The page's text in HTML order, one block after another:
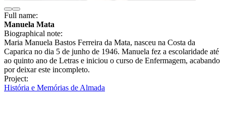
Full name:
Manuela Mata
Biographical note:
Maria Manuela Bastos Ferreira da Mata, nasceu na Costa da
Caparica no dia 5 de junho de 1946. Manuela fez a escolaridade até
ao quinto ano de Letras e iniciou o curso de Enfermagem, acabando
por deixar este incompleto.
Project:
História e Memórias de Almada